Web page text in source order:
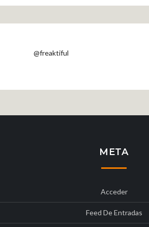
@freaktiful
META
Acceder
Feed De Entradas